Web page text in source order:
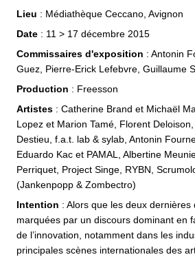
Lieu : Médiathèque Ceccano, Avignon
Date : 11 > 17 décembre 2015
Commissaires d'exposition : Antonin
Guez, Pierre-Erick Lefebvre, Guillaume
Production : Freesson
Artistes : Catherine Brand et Michaël
Lopez et Marion Tamé, Florent
Destieu, f.a.t. lab & sylab, Antonin
Eduardo Kac et PAMAL, Albertine
Perriquet, Project Singe, RYBN,
(Jankenpopp & Zombectro)
Intention : Alors que les deux
marquées par un discours dominant en
de l’innovation, notamment dans les
principales scènes internationales des